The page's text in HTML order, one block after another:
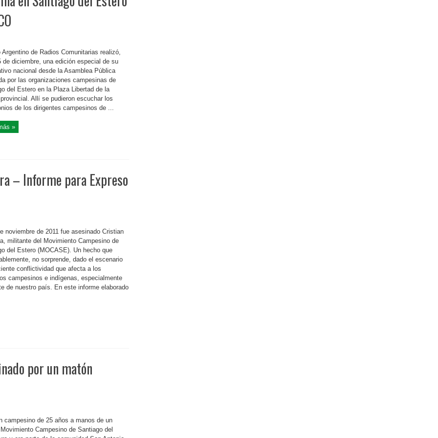
Argentino de Radios Comunitarias realizó,
de diciembre, una edición especial de su
nacional desde la Asamblea Pública
por las organizaciones campesinas de
del Estero en la Plaza Libertad de la
Allí se pudieron escuchar los
de los dirigentes campesinos de ...
»
– Informe para Expreso
noviembre de 2011 fue asesinado Cristian
militante del Movimiento Campesino de
del Estero (MOCASE). Un hecho que
no sorprende, dado el escenario
conflictividad que afecta a los
campesinos e indígenas, especialmente
de nuestro país. En este informe elaborado
por un matón
campesino de 25 años a manos de un
Campesino de Santiago del